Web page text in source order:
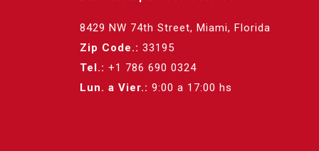
8429 NW 74th Street, Miami, Florida
Zip Code.: 33195
Tel.: +1 786 690 0324
Lun. a Vier.: 9:00 a 17:00 hs